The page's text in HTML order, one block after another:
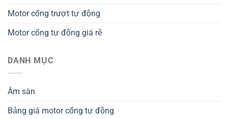
Motor cổng trượt tự động
Motor cổng tự động giá rẻ
DANH MỤC
Âm sàn
Bảng giá motor cổng tự động